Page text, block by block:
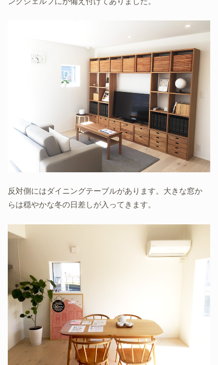
反対側にはダイニングテーブルがあります。大きな窓か
らは穏やかな冬の日差しが入ってきます。